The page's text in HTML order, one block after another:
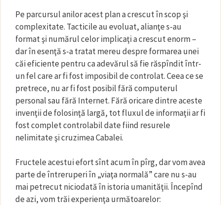
Pe parcursul anilor acest plan a crescut în scop şi
complexitate. Tacticile au evoluat, alianţe s-au
format şi numărul celor implicaţi a crescut enorm –
dar în esenţă s-a tratat mereu despre formarea unei
căi eficiente pentru ca adevărul să fie răspîndit într-
un fel care ar fi fost imposibil de controlat. Ceea ce se
pretrece, nu ar fi fost posibil fără computerul
personal sau fără Internet. Fără oricare dintre aceste
invenţii de folosinţă largă, tot fluxul de informaţii ar fi
fost complet controlabil date fiind resurele
nelimitate şi cruzimea Cabalei.
Fructele acestui efort sînt acum în pîrg, dar vom avea
parte de întreruperi în „viaţa normală” care nu s-au
mai petrecut niciodată în istoria umanităţii. Începînd
de azi, vom trăi experienţa următoarelor: